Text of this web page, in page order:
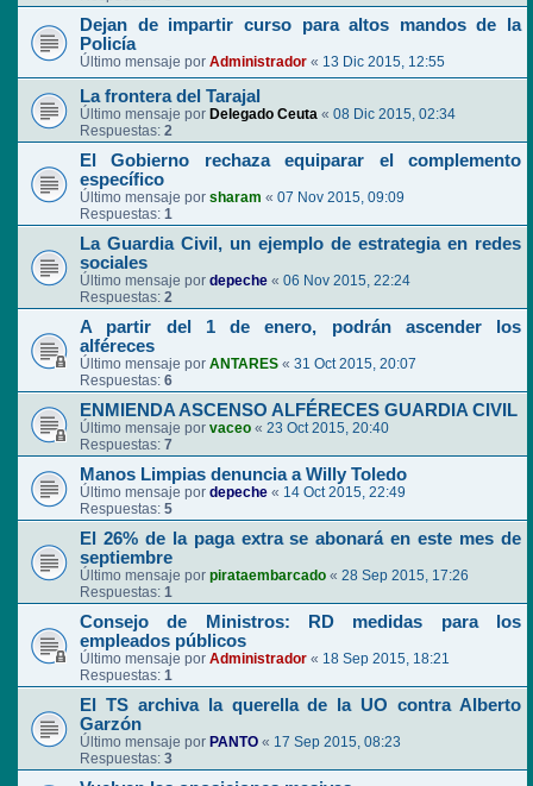
Dejan de impartir curso para altos mandos de la
Policía
Último mensaje por Administrador « 13 Dic 2015, 12:55
La frontera del Tarajal
Último mensaje por Delegado Ceuta « 08 Dic 2015, 02:34
Respuestas: 2
El Gobierno rechaza equiparar el complemento
específico
Último mensaje por sharam « 07 Nov 2015, 09:09
Respuestas: 1
La Guardia Civil, un ejemplo de estrategia en redes
sociales
Último mensaje por depeche « 06 Nov 2015, 22:24
Respuestas: 2
A partir del 1 de enero, podrán ascender los
alféreces
Último mensaje por ANTARES « 31 Oct 2015, 20:07
Respuestas: 6
ENMIENDA ASCENSO ALFÉRECES GUARDIA CIVIL
Último mensaje por vaceo « 23 Oct 2015, 20:40
Respuestas: 7
Manos Limpias denuncia a Willy Toledo
Último mensaje por depeche « 14 Oct 2015, 22:49
Respuestas: 5
El 26% de la paga extra se abonará en este mes de
septiembre
Último mensaje por pirataembarcado « 28 Sep 2015, 17:26
Respuestas: 1
Consejo de Ministros: RD medidas para los
empleados públicos
Último mensaje por Administrador « 18 Sep 2015, 18:21
Respuestas: 1
El TS archiva la querella de la UO contra Alberto
Garzón
Último mensaje por PANTO « 17 Sep 2015, 08:23
Respuestas: 3